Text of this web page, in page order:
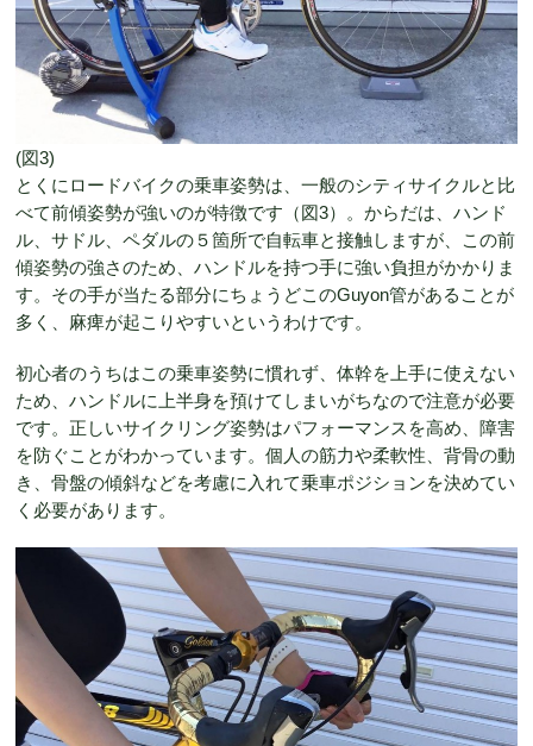
(図3)
とくにロードバイクの乗車姿勢は、一般のシティサイクルと比
べて前傾姿勢が強いのが特徴です（図3）。からだは、ハンド
ル、サドル、ペダルの５箇所で自転車と接触しますが、この前
傾姿勢の強さのため、ハンドルを持つ手に強い負担がかかりま
す。その手が当たる部分にちょうどこのGuyon管があることが
多く、麻痺が起こりやすいというわけです。
初心者のうちはこの乗車姿勢に慣れず、体幹を上手に使えない
ため、ハンドルに上半身を預けてしまいがちなので注意が必要
です。正しいサイクリング姿勢はパフォーマンスを高め、障害
を防ぐことがわかっています。個人の筋力や柔軟性、背骨の動
き、骨盤の傾斜などを考慮に入れて乗車ポジションを決めてい
く必要があります。